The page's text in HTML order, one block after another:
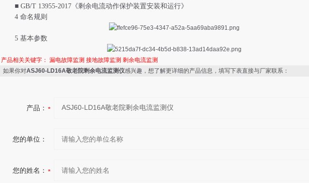
■ GB/T 13955-2017《剩余电流动作保护装置安装和运行》
4 命名规则
5 基本参数
产品相关关键字： 漏电故障监测 接地故障监测 剩余电流监测
如果你对ASJ60-LD16A敬老院剩余电流监测仪感兴趣，想了解更详细的产品信息，填写下表直接与厂家联系：
产品：
您的单位：
您的姓名：